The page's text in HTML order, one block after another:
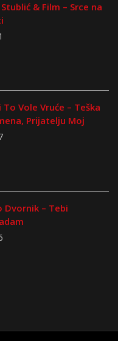
Stublić & Film – Srce na
To Vole Vruće – Teška
Prijatelju Moj
Dvornik – Tebi